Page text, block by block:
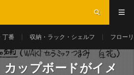
丁番 収納・ラック・シェルフ フロー
ップボードがイメ